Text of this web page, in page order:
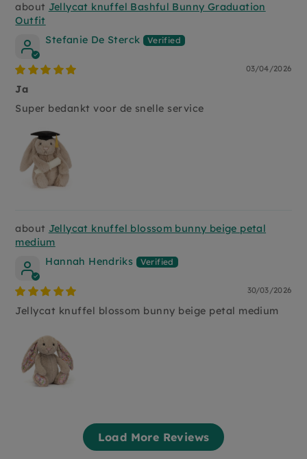
Jellycat knuffel Bashful Bunny Graduation
Outfit
Stefanie De Sterck
03/04/2026
Ja
Super bedankt voor de snelle service
Jellycat knuffel blossom bunny beige petal
medium
Hannah Hendriks
30/03/2026
Jellycat knuffel blossom bunny beige petal medium
Load More Reviews